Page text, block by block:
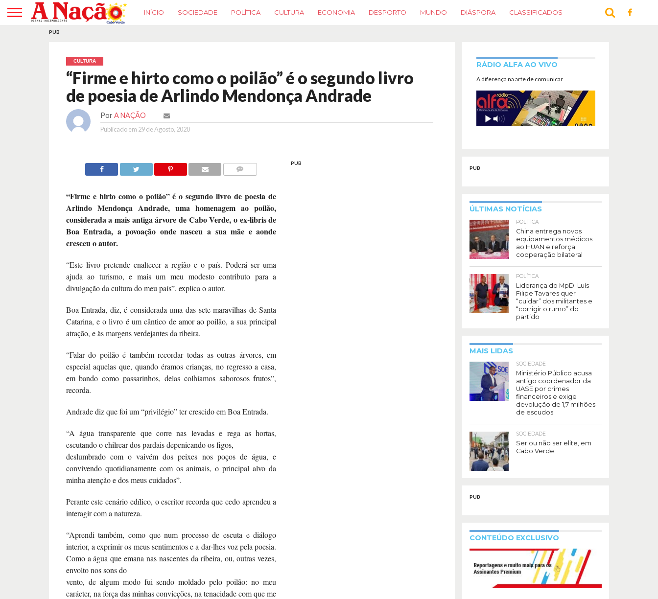
INÍCIO SOCIEDADE POLÍTICA CULTURA ECONOMIA DESPORTO MUNDO DIÁSPORA CLASSIFICADOS
PUB
CULTURA
“Firme e hirto como o poilão” é o segundo livro
de poesia de Arlindo Mendonça Andrade
Por A NAÇÃO
Publicado em 29 de Agosto, 2020
“Firme e hirto como o poilão” é o segundo livro de poesia de
Arlindo Mendonça Andrade, uma homenagem ao poilão,
considerada a mais antiga árvore de Cabo Verde, o ex-libris de
Boa Entrada, a povoação onde nasceu a sua mãe e aonde
cresceu o autor.
“Este livro pretende enaltecer a região e o país. Poderá ser uma
ajuda ao turismo, e mais um meu modesto contributo para a
divulgação da cultura do meu país”, explica o autor.
Boa Entrada, diz, é considerada uma das sete maravilhas de Santa
Catarina, e o livro é um cântico de amor ao poilão, a sua principal
atração, e às margens verdejantes da ribeira.
“Falar do poilão é também recordar todas as outras árvores, em
especial aquelas que, quando éramos crianças, no regresso a casa,
em bando como passarinhos, delas colhíamos saborosos frutos”,
recorda.
Andrade diz que foi um “privilégio” ter crescido em Boa Entrada.
“A água transparente que corre nas levadas e rega as hortas,
escutando o chilrear dos pardais depenicando os figos,
deslumbrado com o vaivém dos peixes nos poços de água, e
convivendo quotidianamente com os animais, o principal alvo da
minha atenção e dos meus cuidados”.
Perante este cenário edílico, o escritor recorda que cedo aprendeu a
interagir com a natureza.
“Aprendi também, como que num processo de escuta e diálogo
interior, a exprimir os meus sentimentos e a dar-lhes voz pela poesia.
Como a água que emana nas nascentes da ribeira, ou, outras vezes,
envolto nos sons do
vento, de algum modo fui sendo moldado pelo poilão: no meu
carácter, na força das minhas convicções, na tenacidade com que me
PUB
RÁDIO ALFA AO VIVO
A diferença na arte de comunicar
PUB
ÚLTIMAS NOTÍCIAS
POLÍTICA
China entrega novos
equipamentos médicos
ao HUAN e reforça
cooperação bilateral
POLÍTICA
Liderança do MpD: Luís
Filipe Tavares quer
“cuidar” dos militantes e
“corrigir o rumo” do
partido
MAIS LIDAS
SOCIEDADE
Ministério Público acusa
antigo coordenador da
UASE por crimes
financeiros e exige
devolução de 1,7 milhões
de escudos
SOCIEDADE
Ser ou não ser elite, em
Cabo Verde
PUB
CONTEÚDO EXCLUSIVO